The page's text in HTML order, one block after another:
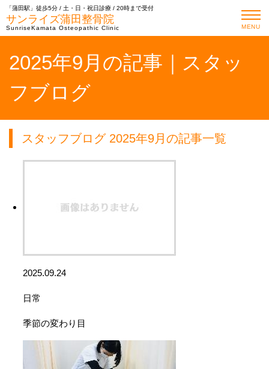
「蒲田駅」徒歩5分 / 土・日・祝日診療 / 20時まで受付
サンライズ蒲田整骨院
SunriseKamata Osteopathic Clinic MENU
2025年9月の記事｜スタッ
フブログ
スタッフブログ 2025年9月の記事一覧
2025.09.24
日常
季節の変わり目